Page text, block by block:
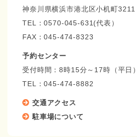
神奈川県横浜市港北区小机町3211
TEL：0570-045-631(代表）
FAX：045-474-8323
予約センター
受付時間：8時15分～17時（平日）
TEL：045-474-8882
交通アクセス
駐車場について